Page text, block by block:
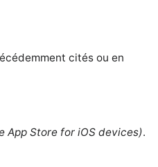
cités ou en
App Store for iOS devices).